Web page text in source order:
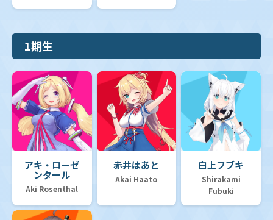
1期生
アキ・ローゼ
ンタール
Aki Rosenthal
赤井はあと
Akai Haato
白上フブキ
Shirakami
Fubuki